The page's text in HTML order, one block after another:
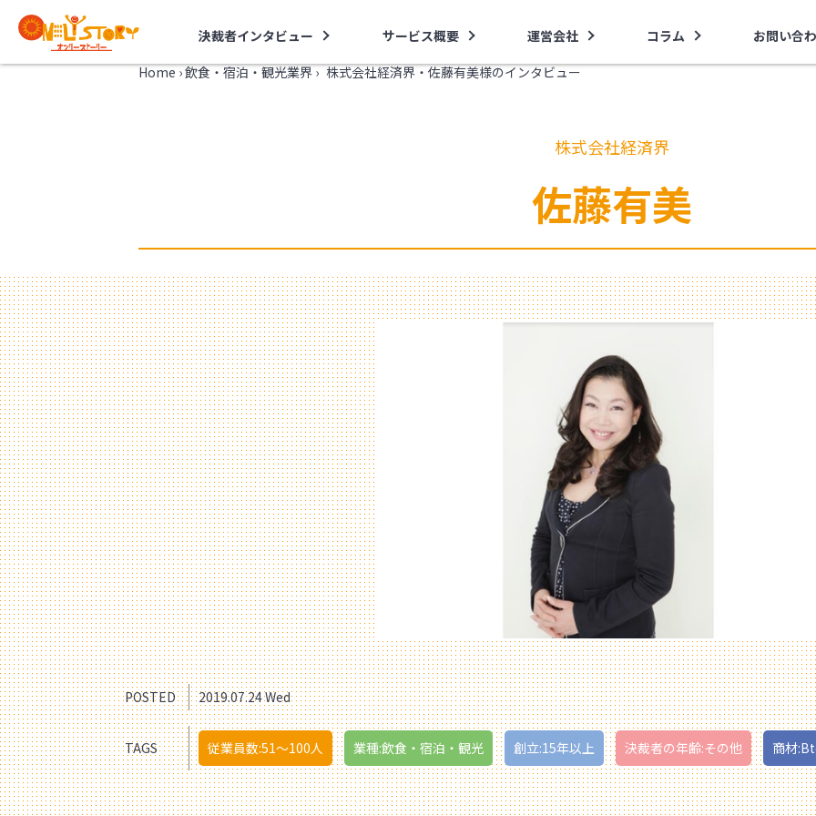
決裁者インタビュー サービス概要 運営会社 コラム お問い合
Home ›飲食・宿泊・観光業界 › 株式会社経済界・佐藤有美様のインタビュー
株式会社経済界
佐藤有美
POSTED 2019.07.24 Wed
TAGS 従業員数:51〜100人 業種:飲食・宿泊・観光 創立:15年以上 決裁者の年齢:その他 商材